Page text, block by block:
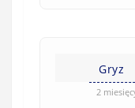
Gryz
2